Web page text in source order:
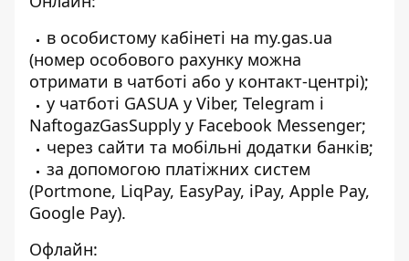
в особистому кабінеті на my.gas.ua
(номер особового рахунку можна
отримати в чатботі або у контакт-центрі);
у чатботі GASUA у Viber, Telegram і
NaftogazGasSupply у Facebook Messenger;
через сайти та мобільні додатки банків;
за допомогою платіжних систем
(Portmone, LiqPay, EasyPay, iPay, Apple Pay,
Google Pay).
Офлайн: